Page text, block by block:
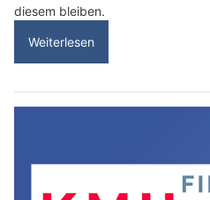
diesem bleiben.
Weiterlesen